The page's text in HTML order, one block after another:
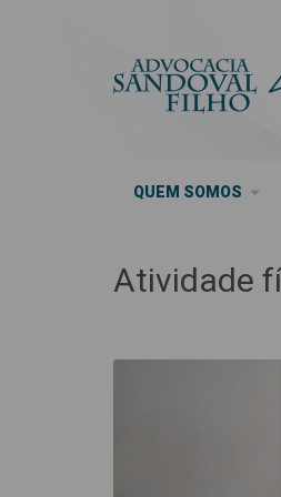
QUEM SOMOS
Atividade